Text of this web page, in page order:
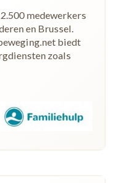
medewerkers
en Brussel.
biedt
zoals